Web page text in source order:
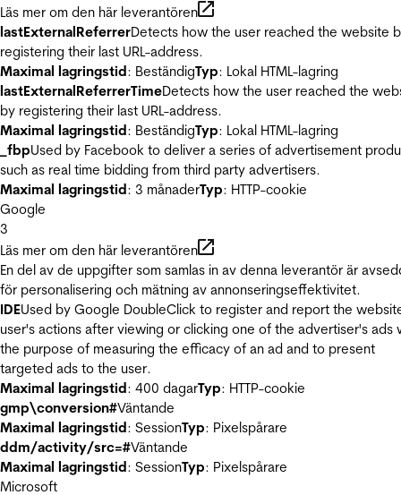
Läs mer om den här leverantören
lastExternalReferrerDetects how the user reached the website
registering their last URL-address.
Maximal lagringstid: BeständigTyp: Lokal HTML-lagring
lastExternalReferrerTimeDetects how the user reached the
by registering their last URL-address.
Maximal lagringstid: BeständigTyp: Lokal HTML-lagring
_fbpUsed by Facebook to deliver a series of advertisement
such as real time bidding from third party advertisers.
Maximal lagringstid: 3 månaderTyp: HTTP-cookie
Google
3
Läs mer om den här leverantören
En del av de uppgifter som samlas in av denna leverantör är
för personalisering och mätning av annonseringseffektivitet.
IDEUsed by Google DoubleClick to register and report the
user's actions after viewing or clicking one of the advertiser's ads
the purpose of measuring the efficacy of an ad and to present
targeted ads to the user.
Maximal lagringstid: 400 dagarTyp: HTTP-cookie
gmp\conversion#Väntande
Maximal lagringstid: SessionTyp: Pixelspårare
ddm/activity/src=#Väntande
Maximal lagringstid: SessionTyp: Pixelspårare
Microsoft